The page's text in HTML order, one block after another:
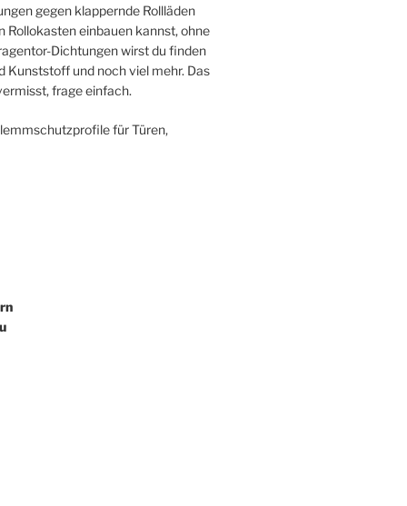
gegen klappernde Rollläden
Rollokasten einbauen kannst, ohne
Dichtungen wirst du finden
Kunststoff und noch viel mehr. Das
frage einfach.
für Türen,